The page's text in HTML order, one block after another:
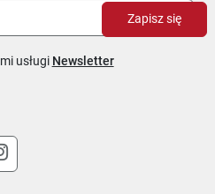
usługi Newsletter
Zapisz się
się w nowym oknie
się w nowym oknie
otworzy się w nowym
link otworzy się w
Uwaga, link otworzy się w